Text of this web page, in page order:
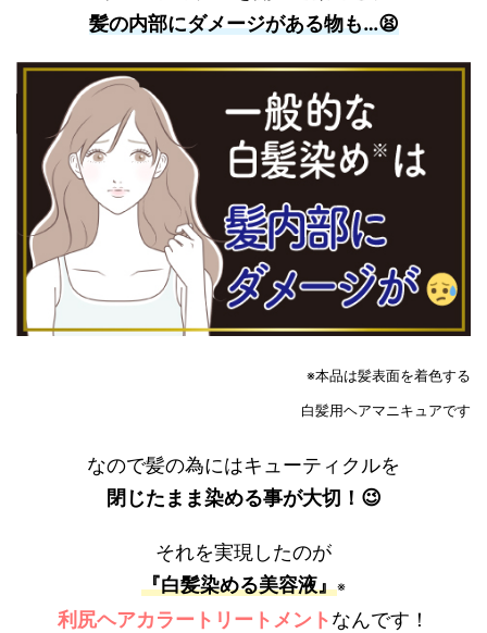
髪の内部にダメージがある物も…😫
※本品は髪表面を着色する
白髪用ヘアマニキュアです
なので髪の為にはキューティクルを
閉じたまま染める事が大切！😉
それを実現したのが
『白髪染める美容液』※
利尻ヘアカラートリートメントなんです！